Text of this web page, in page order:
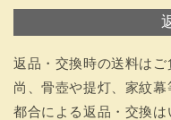
返品・交換時の送料はご
尚、骨壺や提灯、家紋
都合による返品・交換